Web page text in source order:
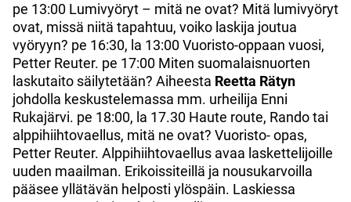
pe 13:00 Lumivyöryt – mitä ne ovat? Mitä lumivyöryt
ovat, missä niitä tapahtuu, voiko laskija joutua
vyöryyn? pe 16:30, la 13:00 Vuoristo-oppaan vuosi,
Petter Reuter. pe 17:00 Miten suomalaisnuorten
laskutaito säilytetään? Aiheesta Reetta Rätyn
johdolla keskustelemassa mm. urheilija Enni
Rukajärvi. pe 18:00, la 17.30 Haute route, Rando tai
alppihiihtovaellus, mitä ne ovat? Vuoristo- opas,
Petter Reuter. Alppihiihtovaellus avaa laskettelijoille
uuden maailman. Erikoissiteillä ja nousukarvoilla
pääsee yllätävän helposti ylöspäin. Laskiessa